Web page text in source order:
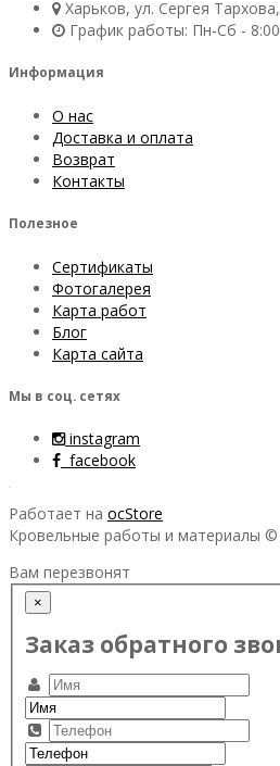
Харьков, ул. Сергея
График работы: Пн-Сб -
Информация
О нас
Доставка и оплата
Возврат
Контакты
Полезное
Сертификаты
Фотогалерея
Карта работ
Блог
Карта сайта
Мы в соц. сетях
instagram
facebook
Работает на ocStore
Кровельные работы и материалы ©
Вам перезвонят
×
Заказ обратного